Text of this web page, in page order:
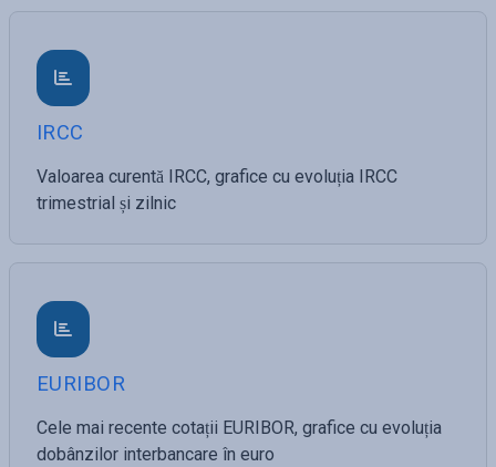
IRCC
Valoarea curentă IRCC, grafice cu evoluția IRCC
trimestrial și zilnic
EURIBOR
Cele mai recente cotații EURIBOR, grafice cu evoluția
dobânzilor interbancare în euro